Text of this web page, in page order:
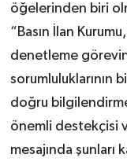
öğelerinden biri
“Basın İlan
denetleme
sorumluluklarının
doğru
önemli destekçisi
mesajında şunları